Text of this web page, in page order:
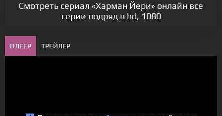
Смотреть сериал «Харман Йери» онлайн все
серии подряд в hd, 1080
ПЛЕЕР ТРЕЙЛЕР